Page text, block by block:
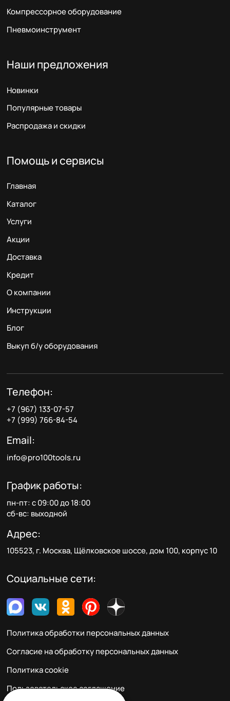
Компрессорное оборудование
Пневмоинструмент
Наши предложения
Новинки
Популярные товары
Распродажа и скидки
Помощь и сервисы
Главная
Каталог
Услуги
Акции
Доставка
Кредит
О компании
Инструкции
Блог
Выкуп б/у оборудования
Телефон:
+7 (967) 133-07-57
+7 (999) 766-84-54
Email:
info@pro100tools.ru
График работы:
пн-пт: с 09:00 до 18:00
сб-вс: выходной
Адрес:
105523, г. Москва, Щёлковское шоссе, дом 100, корпус 10
Социальные сети:
Политика обработки персональных данных
Согласие на обработку персональных данных
Политика cookie
Пользовательское соглашение